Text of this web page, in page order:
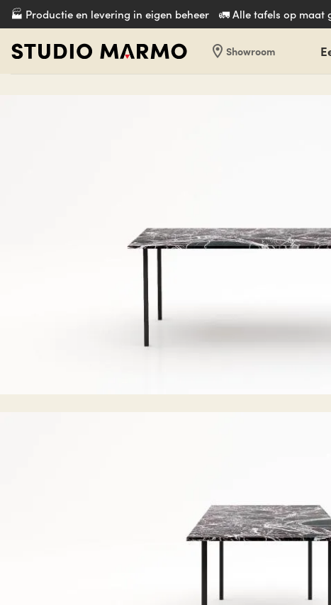
Ga
naar
inhoud
🏭 Productie en levering in eigen beheer 🚛 Alle tafels op maat
location_on Showroom